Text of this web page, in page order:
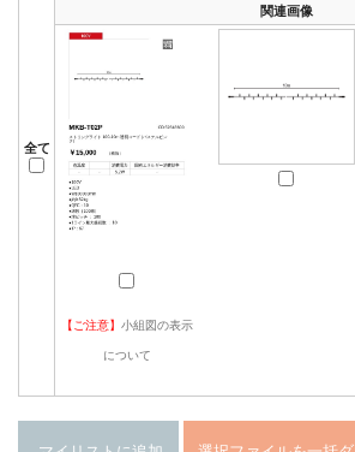
全て
関連画像
【ご注意】 小組図の表示
について